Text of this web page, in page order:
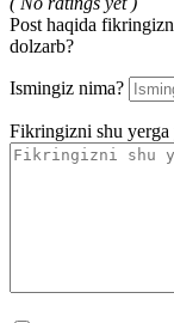
Post haqida
dolzarb?
Ismingiz nima?
Fikringizni shu